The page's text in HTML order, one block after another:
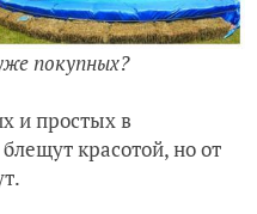
покупных?
и простых в
красотой, но от